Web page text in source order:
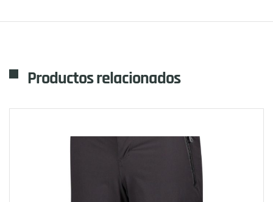
Productos relacionados